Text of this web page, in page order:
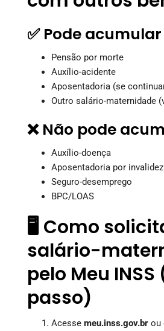
✅ Pode
Pensão por morte
Auxílio-acidente
Aposentadoria (se
Outro salário-maternidade
❌ Não pode
Auxílio-doença
Aposentadoria por invalidez
Seguro-desemprego
BPC/LOAS
🖥️ Como
salário-
pelo Meu
passo)
Acesse meu.inss.gov.br ou